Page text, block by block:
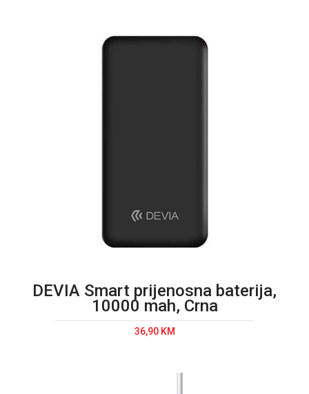
DEVIA Smart prijenosna baterija,
10000 mah, Crna
36,90 KM